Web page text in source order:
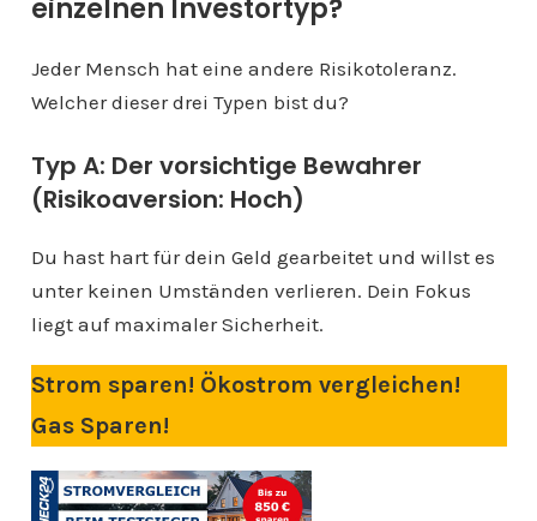
einzelnen Investortyp?
Jeder Mensch hat eine andere Risikotoleranz.
Welcher dieser drei Typen bist du?
Typ A: Der vorsichtige Bewahrer
(Risikoaversion: Hoch)
Du hast hart für dein Geld gearbeitet und willst es
unter keinen Umständen verlieren. Dein Fokus
liegt auf maximaler Sicherheit.
Strom sparen! Ökostrom vergleichen!
Gas Sparen!